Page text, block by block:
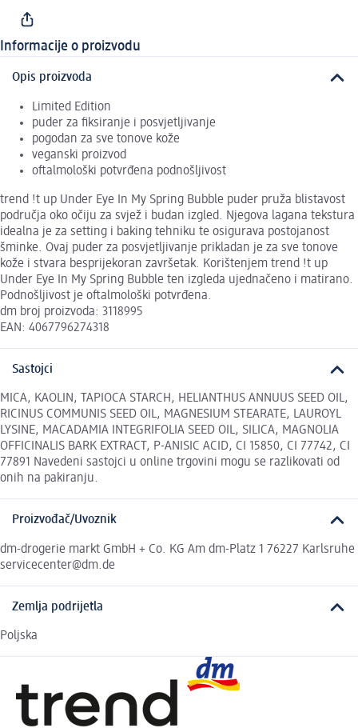
Informacije o proizvodu
Opis proizvoda
Limited Edition
puder za fiksiranje i posvjetljivanje
pogodan za sve tonove kože
veganski proizvod
oftalmološki potvrđena podnošljivost
trend !t up Under Eye In My Spring Bubble puder pruža blistavost
područja oko očiju za svjež i budan izgled. Njegova lagana tekstura
idealna je za setting i baking tehniku te osigurava postojanost
šminke. Ovaj puder za posvjetljivanje prikladan je za sve tonove
kože i stvara besprijekoran završetak. Korištenjem trend !t up
Under Eye In My Spring Bubble ten izgleda ujednačeno i matirano.
Podnošljivost je oftalmološki potvrđena.
dm broj proizvoda: 3118995
EAN: 4067796274318
Sastojci
MICA, KAOLIN, TAPIOCA STARCH, HELIANTHUS ANNUUS SEED OIL,
RICINUS COMMUNIS SEED OIL, MAGNESIUM STEARATE, LAUROYL
LYSINE, MACADAMIA INTEGRIFOLIA SEED OIL, SILICA, MAGNOLIA
OFFICINALIS BARK EXTRACT, P-ANISIC ACID, CI 15850, CI 77742, CI
77891 Navedeni sastojci u online trgovini mogu se razlikovati od
onih na pakiranju.
Proizvođač/Uvoznik
dm-drogerie markt GmbH + Co. KG Am dm-Platz 1 76227 Karlsruhe
servicecenter@dm.de
Zemlja podrijetla
Poljska